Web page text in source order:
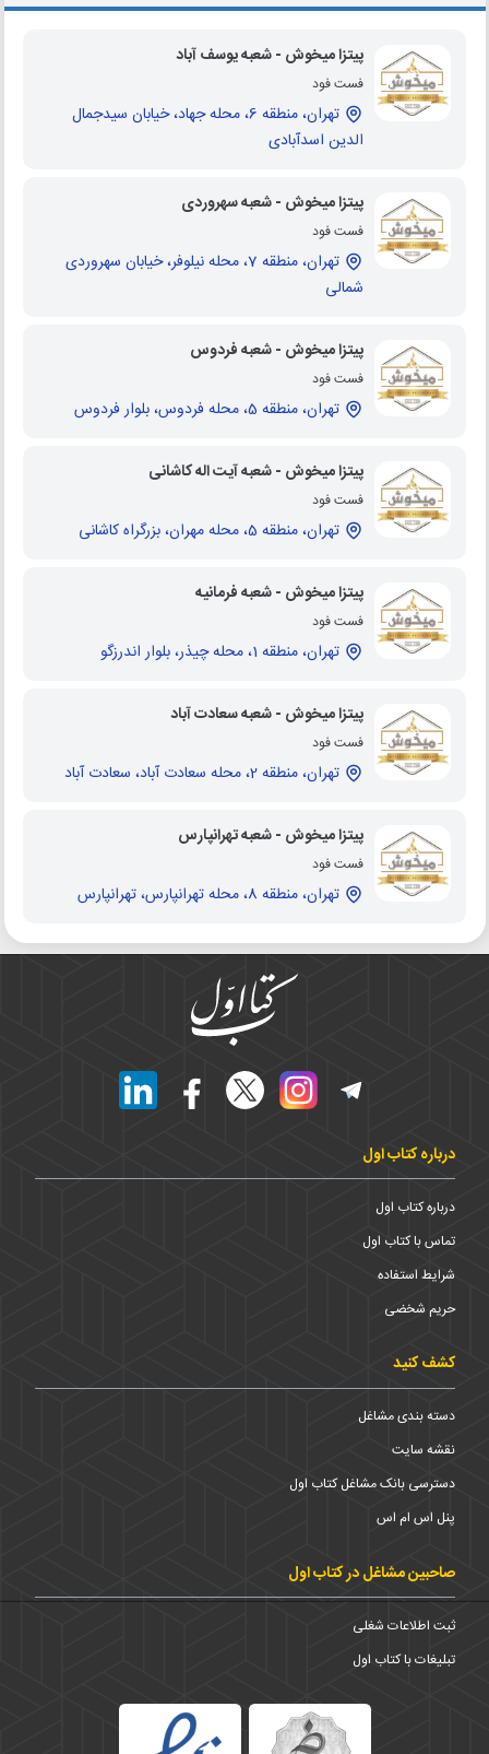
پیتزا میخوش - شعبه یوسف آباد
فست فود
تهران، منطقه 6، محله جهاد، خیابان سیدجمال
الدین اسدآبادی
پیتزا میخوش - شعبه سهروردی
فست فود
تهران، منطقه 7، محله نیلوفر، خیابان سهروردی
شمالی
پیتزا میخوش - شعبه فردوس
فست فود
تهران، منطقه 5، محله فردوس، بلوار فردوس
پیتزا میخوش - شعبه آیت اله کاشانی
فست فود
تهران، منطقه 5، محله مهران، بزرگراه کاشانی
پیتزا میخوش - شعبه فرمانیه
فست فود
تهران، منطقه 1، محله چیذر، بلوار اندرزگو
پیتزا میخوش - شعبه سعادت آباد
فست فود
تهران، منطقه 2، محله سعادت آباد، سعادت آباد
پیتزا میخوش - شعبه تهرانپارس
فست فود
تهران، منطقه 8، محله تهرانپارس، تهرانپارس
درباره کتاب اول
درباره کتاب اول
تماس با کتاب اول
شرایط استفاده
حریم شخضی
کشف کنید
دسته بندی مشاغل
نقشه سایت
دسترسی بانک مشاغل کتاب اول
پنل اس ام اس
صاحبین مشاغل در کتاب اول
ثبت اطلاعات شغلی
تبلیغات با کتاب اول